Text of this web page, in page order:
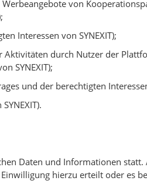
von
Interessen von SYNEXIT);
durch Nutzer der
SYNEXIT);
und der berechtigten
Daten und Informationen statt.
hierzu erteilt oder es